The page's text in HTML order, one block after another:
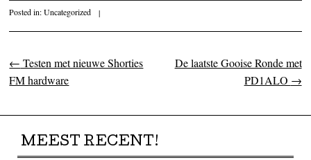
Posted in:Uncategorized |
Post navigation
← Testen met nieuwe Shorties
FM hardware
De laatste Gooise Ronde met
PD1ALO →
MEEST RECENT!